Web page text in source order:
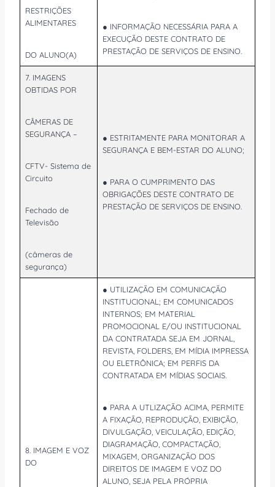
RESTRIÇÕES
ALIMENTARES
DO ALUNO(A)
● INFORMAÇÃO NECESSÁRIA PARA A
EXECUÇÃO DESTE CONTRATO DE
PRESTAÇÃO DE SERVIÇOS DE ENSINO.
7. IMAGENS
OBTIDAS POR
CÂMERAS DE
SEGURANÇA –
CFTV- Sistema de
Circuito
Fechado de
Televisão
(câmeras de
segurança)
● ESTRITAMENTE PARA MONITORAR A
SEGURANÇA E BEM-ESTAR DO ALUNO;
● PARA O CUMPRIMENTO DAS
OBRIGAÇÕES DESTE CONTRATO DE
PRESTAÇÃO DE SERVIÇOS DE ENSINO.
8. IMAGEM E VOZ
DO
● UTILIZAÇÃO EM COMUNICAÇÃO
INSTITUCIONAL; EM COMUNICADOS
INTERNOS; EM MATERIAL
PROMOCIONAL E/OU INSTITUCIONAL
DA CONTRATADA SEJA EM JORNAL,
REVISTA, FOLDERS, EM MÍDIA IMPRESSA
OU ELETRÔNICA; EM PERFIS DA
CONTRATADA EM MÍDIAS SOCIAIS.
● PARA A UTLIZAÇÃO ACIMA, PERMITE
A FIXAÇÃO, REPRODUÇÃO, EXIBIÇÃO,
DIVULGAÇÃO, VEICULAÇÃO, EDIÇÃO,
DIAGRAMAÇÃO, COMPACTAÇÃO,
MIXAGEM, ORGANIZAÇÃO DOS
DIREITOS DE IMAGEM E VOZ DO
ALUNO, SEJA PELA PRÓPRIA